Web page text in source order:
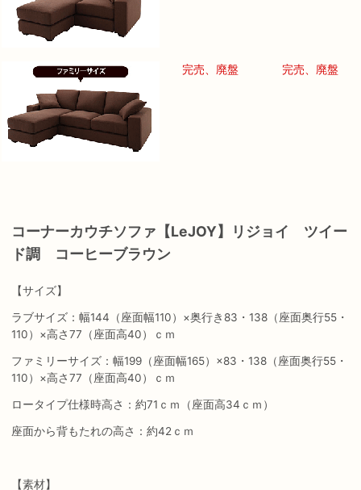
完売、廃盤 完売、廃盤
コーナーカウチソファ【LeJOY】リジョイ ツイー
ド調 コーヒーブラウン
【サイズ】
ラブサイズ：幅144（座面幅110）×奥行き83・138（座面奥行55・
110）×高さ77（座面高40）ｃｍ
ファミリーサイズ：幅199（座面幅165）×83・138（座面奥行55・
110）×高さ77（座面高40）ｃｍ
ロータイプ仕様時高さ：約71ｃｍ（座面高34ｃｍ）
座面から背もたれの高さ：約42ｃｍ
【素材】